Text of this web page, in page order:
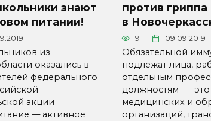
знают
питании!
из
оказались в
федерального
акции
— активное
против гриппа
в
9 09.09.2019
Обязательной
подлежат лица,
отдельным
должностям — это
медицинских и
организаций,